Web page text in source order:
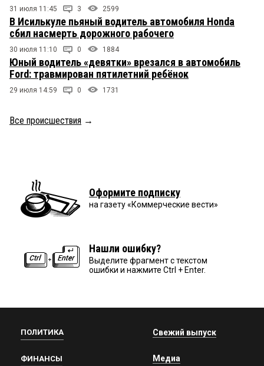
31 июля 11:45 3 2599
В Исилькуле пьяный водитель автомобиля Honda
сбил насмерть дорожного рабочего
30 июля 11:10 0 1884
Юный водитель «девятки» врезался в автомобиль
Ford: травмирован пятилетний ребёнок
29 июля 14:59 0 1731
Все происшествия →
Оформите подписку
на газету «Коммерческие вести»
Нашли ошибку?
Выделите фрагмент с текстом
ошибки и нажмите Ctrl + Enter.
ПОЛИТИКА
ФИНАНСЫ
Свежий выпуск
Медиа